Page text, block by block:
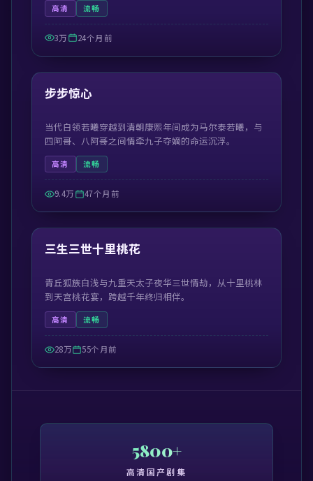
高清 流畅
3万 24个月前
精选
54:57
步步惊心
当代白领若曦穿越到清朝康熙年间成为马尔泰若曦，与
四阿哥、八阿哥之间情牵九子夺嫡的命运沉浮。
高清 流畅
9.4万 47个月前
精选
42:31
三生三世十里桃花
青丘狐族白浅与九重天太子夜华三世情劫，从十里桃林
到天宫桃花宴，跨越千年终归相伴。
高清 流畅
28万 55个月前
5800+
高清国产剧集